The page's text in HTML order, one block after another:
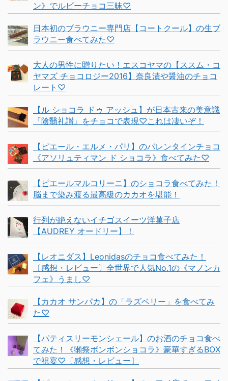
ン》でルビーチョコ三昧♡
日本初のブラウニー専門店【コートクール】の生ブ
ラウニー食べてみた♡
大人の男性に贈りたい！エスコヤマの【ススム・コ
ヤマズ チョコロジー2016】奈良漬や醤油のチョコ
レート♡
【ル ショコラ ドゥ アッシュ】が日本古来の美意識
『陰翳礼讃』をチョコで表現♡これは凄いぞ！
【ピエール・エルメ・パリ】のバレンタインチョコ
《アソリュティマン ド ショコラ》食べてみた♡
【ピエールマルコリーニ】のショコラ食べてみた！
脳まで染み渡る最高級のカカオを堪能！
行列が絶えないイチゴスイーツ洋菓子店
【AUDREY オードリー】！
【レオニダス】Leonidasのチョコ食べてみた！
〔感想・レビュー〕全世界で人気No.1の《マノンカ
フェ》うまし♡
【カカオ サンパカ】の「ラズベリー」を食べてみ
た♡
【パティスリーモンシェール】のお酒のチョコ食べ
てみた！《獺祭ボンボンショコラ》豪華すぎるBOX
で祝宴♡〔感想・レビュー〕